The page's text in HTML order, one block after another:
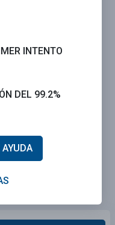
INTENTO
DEL 99.2%